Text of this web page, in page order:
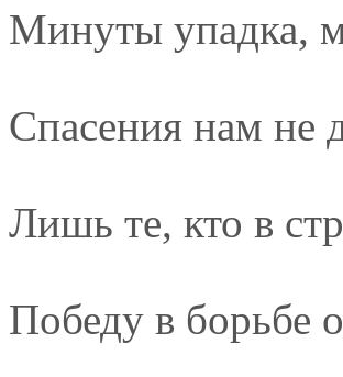
Минуты упадка,
Спасения нам не
Лишь те, кто в
Победу в борьбе